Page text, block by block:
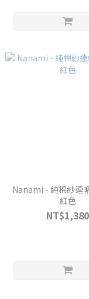
Nanami - 純棉紗連
紅色
NT$1,380